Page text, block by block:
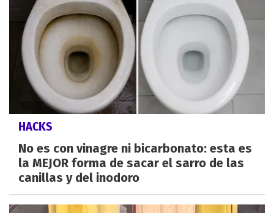
HACKS
No es con vinagre ni bicarbonato: esta es
la MEJOR forma de sacar el sarro de las
canillas y del inodoro